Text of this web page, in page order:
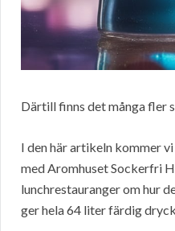
Därtill finns det många fler
I den här artikeln kommer
med Aromhuset Sockerfri
lunchrestauranger om hur
ger hela 64 liter färdig dryck.